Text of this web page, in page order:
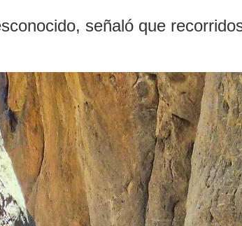
señaló que